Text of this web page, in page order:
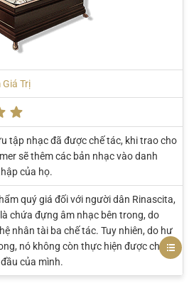
Trị
tập nhạc đã được chế tác, khi trao cho
sẽ thêm các bản nhạc vào danh
của họ.
quý giá đối với người dân Rinascita,
chứa đựng âm nhạc bên trong, do
nhân tài ba chế tác. Tuy nhiên, do hư
nó không còn thực hiện được chức
của mình.